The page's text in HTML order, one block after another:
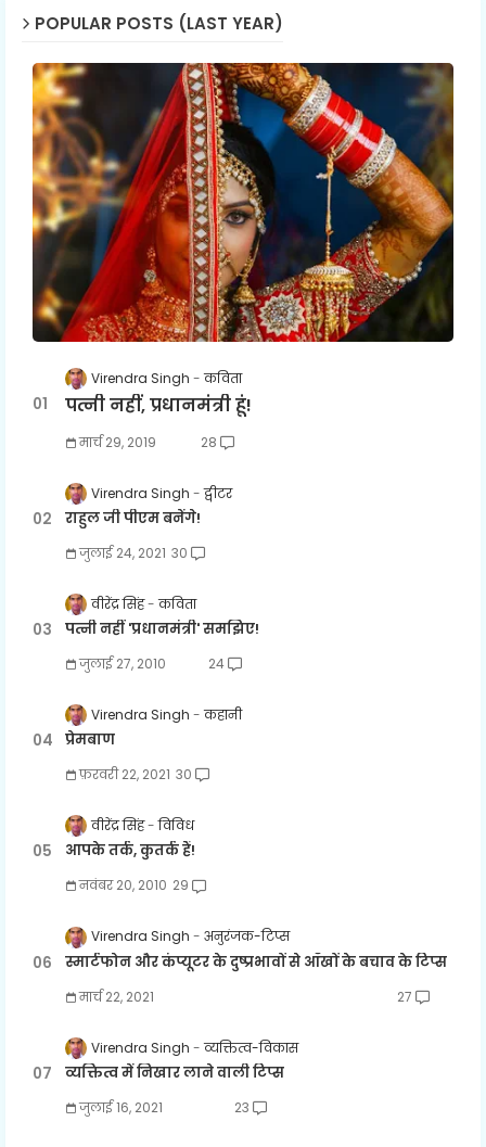
POPULAR POSTS (LAST YEAR)
Virendra Singh कविता
पत्नी नहीं, प्रधानमंत्री हूं!
मार्च 29, 2019 28
Virendra Singh ट्वीटर
राहुल जी पीएम बनेंगे!
जुलाई 24, 2021 30
वीरेंद्र सिंह कविता
पत्नी नहीं 'प्रधानमंत्री' समझिए!
जुलाई 27, 2010 24
Virendra Singh कहानी
प्रेमबाण
फ़रवरी 22, 2021 30
वीरेंद्र सिंह विविध
आपके तर्क, कुतर्क हैं!
नवंबर 20, 2010 29
Virendra Singh अनुरंजक-टिप्स
स्मार्टफोन और कंप्यूटर के दुष्प्रभावों से आँखों के बचाव के टिप्स
मार्च 22, 2021 27
Virendra Singh व्यक्तित्व-विकास
व्यक्तित्व में निखार लाने वाली टिप्स
जुलाई 16, 2021 23